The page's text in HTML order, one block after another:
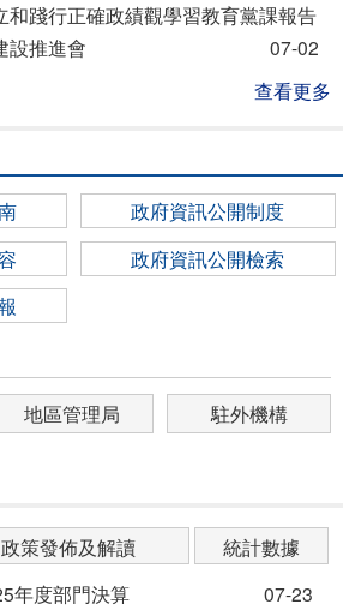
和踐行正確政績觀學習教育黨課報告
設推進會
07-02
查看更多
政府資訊公開制度
政府資訊公開檢索
地區管理局
駐外機構
政策發佈及解讀
統計數據
年度部門決算
07-23